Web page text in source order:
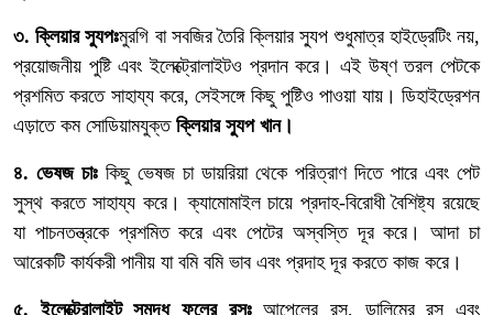
৩. ক্লিয়ার স্যুপঃমুরগি বা সবজির তৈরি ক্লিয়ার স্যুপ শুধুমাত্র হাইড্রেটিং নয়,
প্রয়োজনীয় পুষ্টি এবং ইলেক্ট্রোলাইটও প্রদান করে। এই উষ্ণ তরল পেটকে
প্রশমিত করতে সাহায্য করে, সেইসঙ্গে কিছু পুষ্টিও পাওয়া যায়। ডিহাইড্রেশন
এড়াতে কম সোডিয়ামযুক্ত ক্লিয়ার স্যুপ খান।
৪. ভেষজ চাঃ কিছু ভেষজ চা ডায়রিয়া থেকে পরিত্রাণ দিতে পারে এবং পেট
সুস্থ করতে সাহায্য করে। ক্যামোমাইল চায়ে প্রদাহ-বিরোধী বৈশিষ্ট্য রয়েছে
যা পাচনতন্ত্রকে প্রশমিত করে এবং পেটের অস্বস্তি দূর করে। আদা চা
আরেকটি কার্যকরী পানীয় যা বমি বমি ভাব এবং প্রদাহ দূর করতে কাজ করে।
৫. ইলেক্ট্রোলাইট সমৃদ্ধ ফলের রসঃআপেলের রস, ডালিমের রস এবং